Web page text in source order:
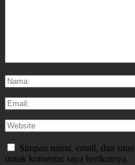
Simpan nama, email, dan
untuk komentar saya berikutnya.